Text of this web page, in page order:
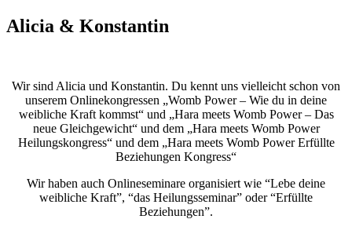
Alicia & Konstantin
Wir sind Alicia und Konstantin. Du kennt uns vielleicht schon von
unserem Onlinekongressen „Womb Power – Wie du in deine
weibliche Kraft kommst“ und „Hara meets Womb Power – Das
neue Gleichgewicht“ und dem „Hara meets Womb Power
Heilungskongress“ und dem „Hara meets Womb Power Erfüllte
Beziehungen Kongress“
Wir haben auch Onlineseminare organisiert wie “Lebe deine
weibliche Kraft”, “das Heilungsseminar” oder “Erfüllte
Beziehungen”.